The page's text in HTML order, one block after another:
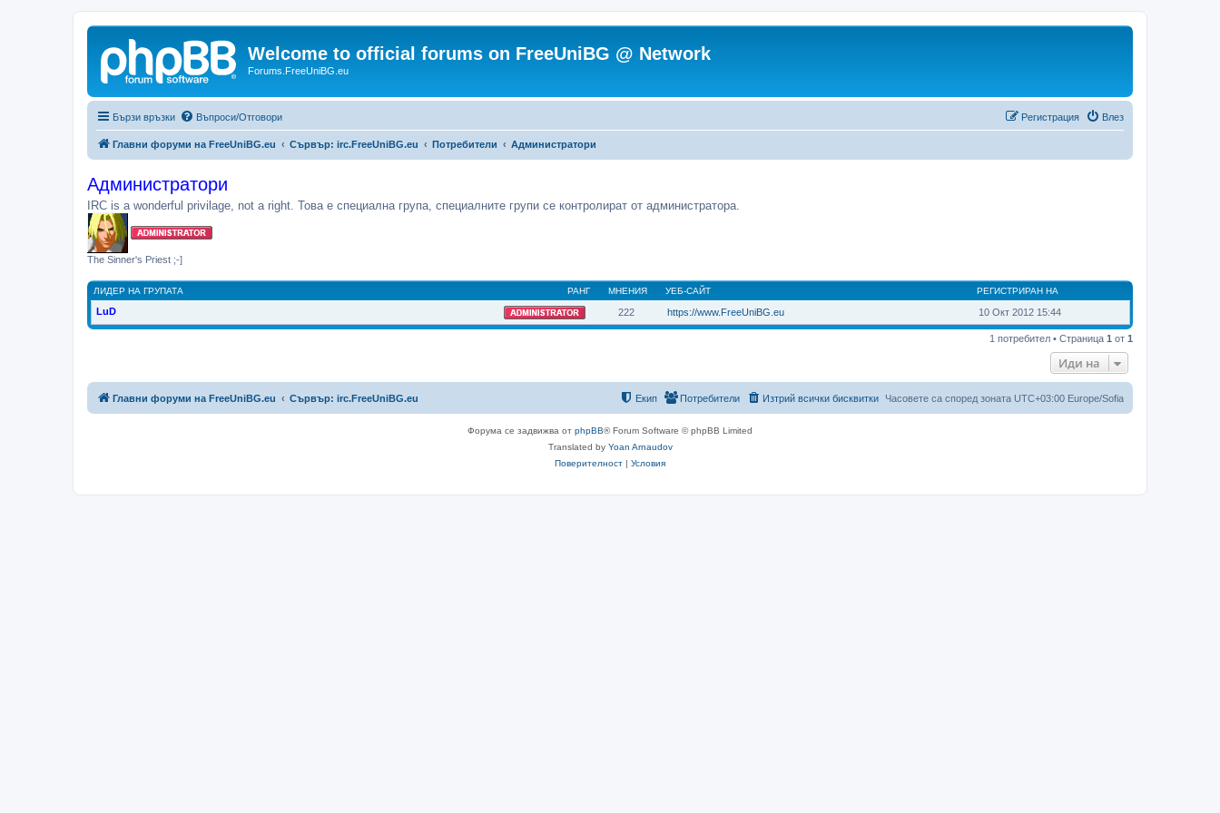
Welcome to official forums on FreeUniBG @ Network
Forums.FreeUniBG.eu
Бързи връзки Въпроси/Отговори Влез
Регистрация
Главни форуми на FreeUniBG.eu Сървър: irc.FreeUniBG.eu Потребители Администратори
Администратори
IRC is a wonderful privilage, not a right. Това е специална група, специалните групи се контролират от администратора.
The Sinner's Priest ;-]
РАНГ
ЛИДЕР НА ГРУПАТА МНЕНИЯ УЕБ-САЙТ РЕГИСТРИРАН НА
LuD 222 https://www.FreeUniBG.eu 10 Окт 2012 15:44
1 потребител • Страница 1 от 1
Иди на
Главни форуми на FreeUniBG.eu Сървър: irc.FreeUniBG.eu Часовете са според зоната UTC+03:00 Europe/Sofia
Изтрий всички бисквитки
Потребители
Екип
Форума се задвижва от phpBB® Forum Software © phpBB Limited
Translated by Yoan Arnaudov
Поверителност | Условия